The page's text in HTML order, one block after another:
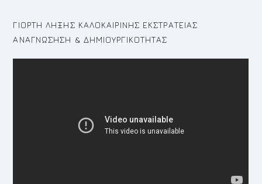
ΓΙΟΡΤΗ ΛΗΞΗΣ ΚΑΛΟΚΑΙΡΙΝΗΣ ΕΚΣΤΡΑΤΕΙΑΣ
ΑΝΑΓΝΩΣΗΣΗ & ΔΗΜΙΟΥΡΓΙΚΟΤΗΤΑΣ